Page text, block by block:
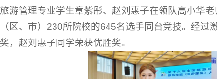
旅游管理专业学生章紫彤、赵刘惠子在领队高小华
（区、市）230所院校的645名选手同台竞技。经
奖，赵刘惠子同学荣获优胜奖。